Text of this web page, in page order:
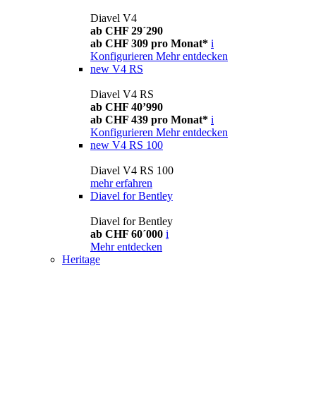
Diavel V4
ab CHF 29´290
ab CHF 309 pro Monat* i
Konfigurieren Mehr entdecken
new V4 RS
Diavel V4 RS
ab CHF 40’990
ab CHF 439 pro Monat* i
Konfigurieren Mehr entdecken
new V4 RS 100
Diavel V4 RS 100
mehr erfahren
Diavel for Bentley
Diavel for Bentley
ab CHF 60´000 i
Mehr entdecken
Heritage